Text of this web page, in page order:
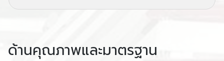
ด้านคุณภาพและมาตรฐาน